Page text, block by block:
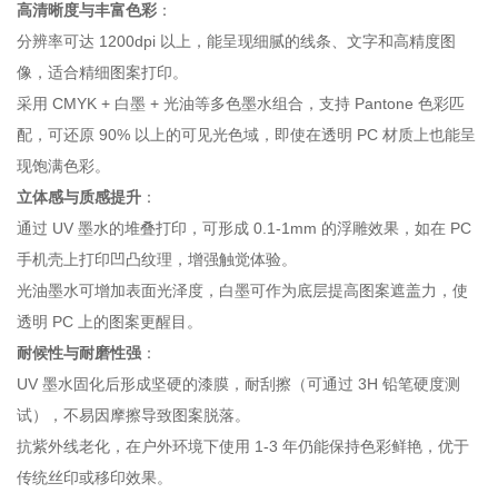
高清晰度与丰富色彩 ：
分辨率可达 1200dpi 以上，能呈现细腻的线条、文字和高精度图
像，适合精细图案打印。
采用 CMYK + 白墨 + 光油等多色墨水组合，支持 Pantone 色彩匹
配，可还原 90% 以上的可见光色域，即使在透明 PC 材质上也能呈
现饱满色彩。
立体感与质感提升 ：
通过 UV 墨水的堆叠打印，可形成 0.1-1mm 的浮雕效果，如在 PC
手机壳上打印凹凸纹理，增强触觉体验。
光油墨水可增加表面光泽度，白墨可作为底层提高图案遮盖力，使
透明 PC 上的图案更醒目。
耐候性与耐磨性强 ：
UV 墨水固化后形成坚硬的漆膜，耐刮擦（可通过 3H 铅笔硬度测
试），不易因摩擦导致图案脱落。
抗紫外线老化，在户外环境下使用 1-3 年仍能保持色彩鲜艳，优于
传统丝印或移印效果。